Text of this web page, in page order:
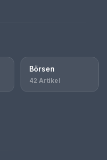
Börsen
42 Artikel